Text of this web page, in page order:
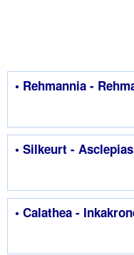
• Rehmannia -
• Silkeurt - Asclepias
• Calathea -